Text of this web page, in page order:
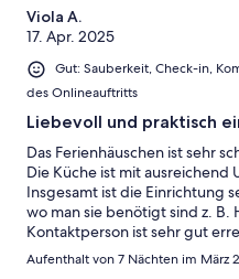
Viola A.
17. Apr. 2025
Gut: Sauberkeit, Check-in,
des Onlineauftritts
Liebevoll und praktisch
Das Ferienhäuschen ist sehr
Die Küche ist mit ausreichend
Insgesamt ist die Einrichtung
wo man sie benötigt sind z. B.
Kontaktperson ist sehr gut
kann den Aufenthalt sehr
Aufenthalt von 7 Nächten im März